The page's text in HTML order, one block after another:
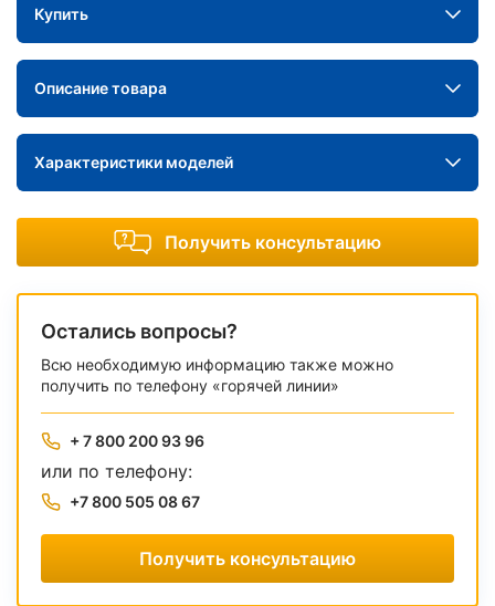
Купить
Описание товара
Характеристики моделей
Получить консультацию
Остались вопросы?
Всю необходимую информацию также можно
получить по телефону «горячей линии»
+ 7 800 200 93 96
или по телефону:
+7 800 505 08 67
Получить консультацию